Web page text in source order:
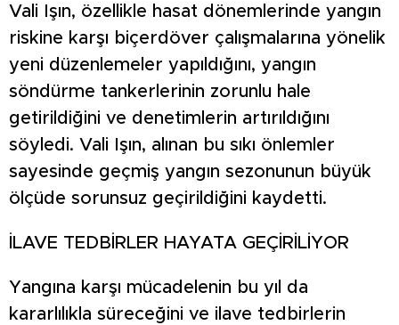
Vali Işın, özellikle hasat dönemlerinde yangın
riskine karşı biçerdöver çalışmalarına yönelik
yeni düzenlemeler yapıldığını, yangın
söndürme tankerlerinin zorunlu hale
getirildiğini ve denetimlerin artırıldığını
söyledi. Vali Işın, alınan bu sıkı önlemler
sayesinde geçmiş yangın sezonunun büyük
ölçüde sorunsuz geçirildiğini kaydetti.
İLAVE TEDBİRLER HAYATA GEÇİRİLİYOR
Yangına karşı mücadelenin bu yıl da
kararlılıkla süreceğini ve ilave tedbirlerin